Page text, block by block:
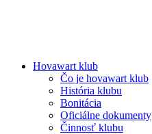
Hovawart klub
Čo je hovawart klub
História klubu
Bonitácia
Oficiálne dokumenty
Činnosť klubu